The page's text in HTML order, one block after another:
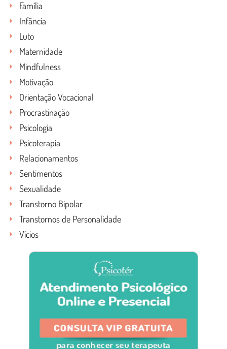
Família
Infância
Luto
Maternidade
Mindfulness
Motivação
Orientação Vocacional
Procrastinação
Psicologia
Psicoterapia
Relacionamentos
Sentimentos
Sexualidade
Transtorno Bipolar
Transtornos de Personalidade
Vícios